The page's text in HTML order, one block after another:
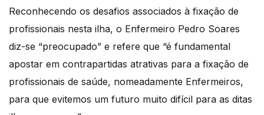
Reconhecendo os desafios associados à fixação de
profissionais nesta ilha, o Enfermeiro Pedro Soares
diz-se “preocupado” e refere que “é fundamental
apostar em contrapartidas atrativas para a fixação de
profissionais de saúde, nomeadamente Enfermeiros,
para que evitemos um futuro muito difícil para as ditas